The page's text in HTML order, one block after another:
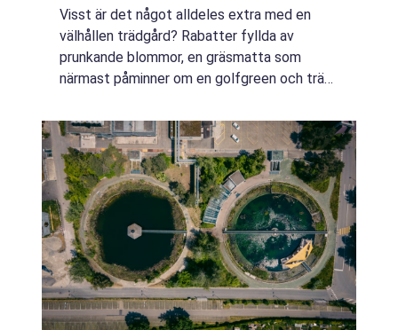
Visst är det något alldeles extra med en
välhållen trädgård? Rabatter fyllda av
prunkande blommor, en gräsmatta som
närmast påminner om en golfgreen och träd
vara svårt att få till på egen hand. Att
beskär...